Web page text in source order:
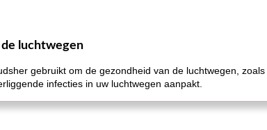
luchtwegen
gebruikt om de gezondheid van de luchtwegen,
infecties in uw luchtwegen aanpakt.